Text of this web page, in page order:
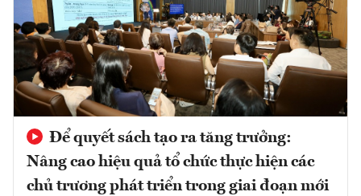
Để quyết sách tạo ra tăng trưởng:
Nâng cao hiệu quả tổ chức thực hiện các
chủ trương phát triển trong giai đoạn mới